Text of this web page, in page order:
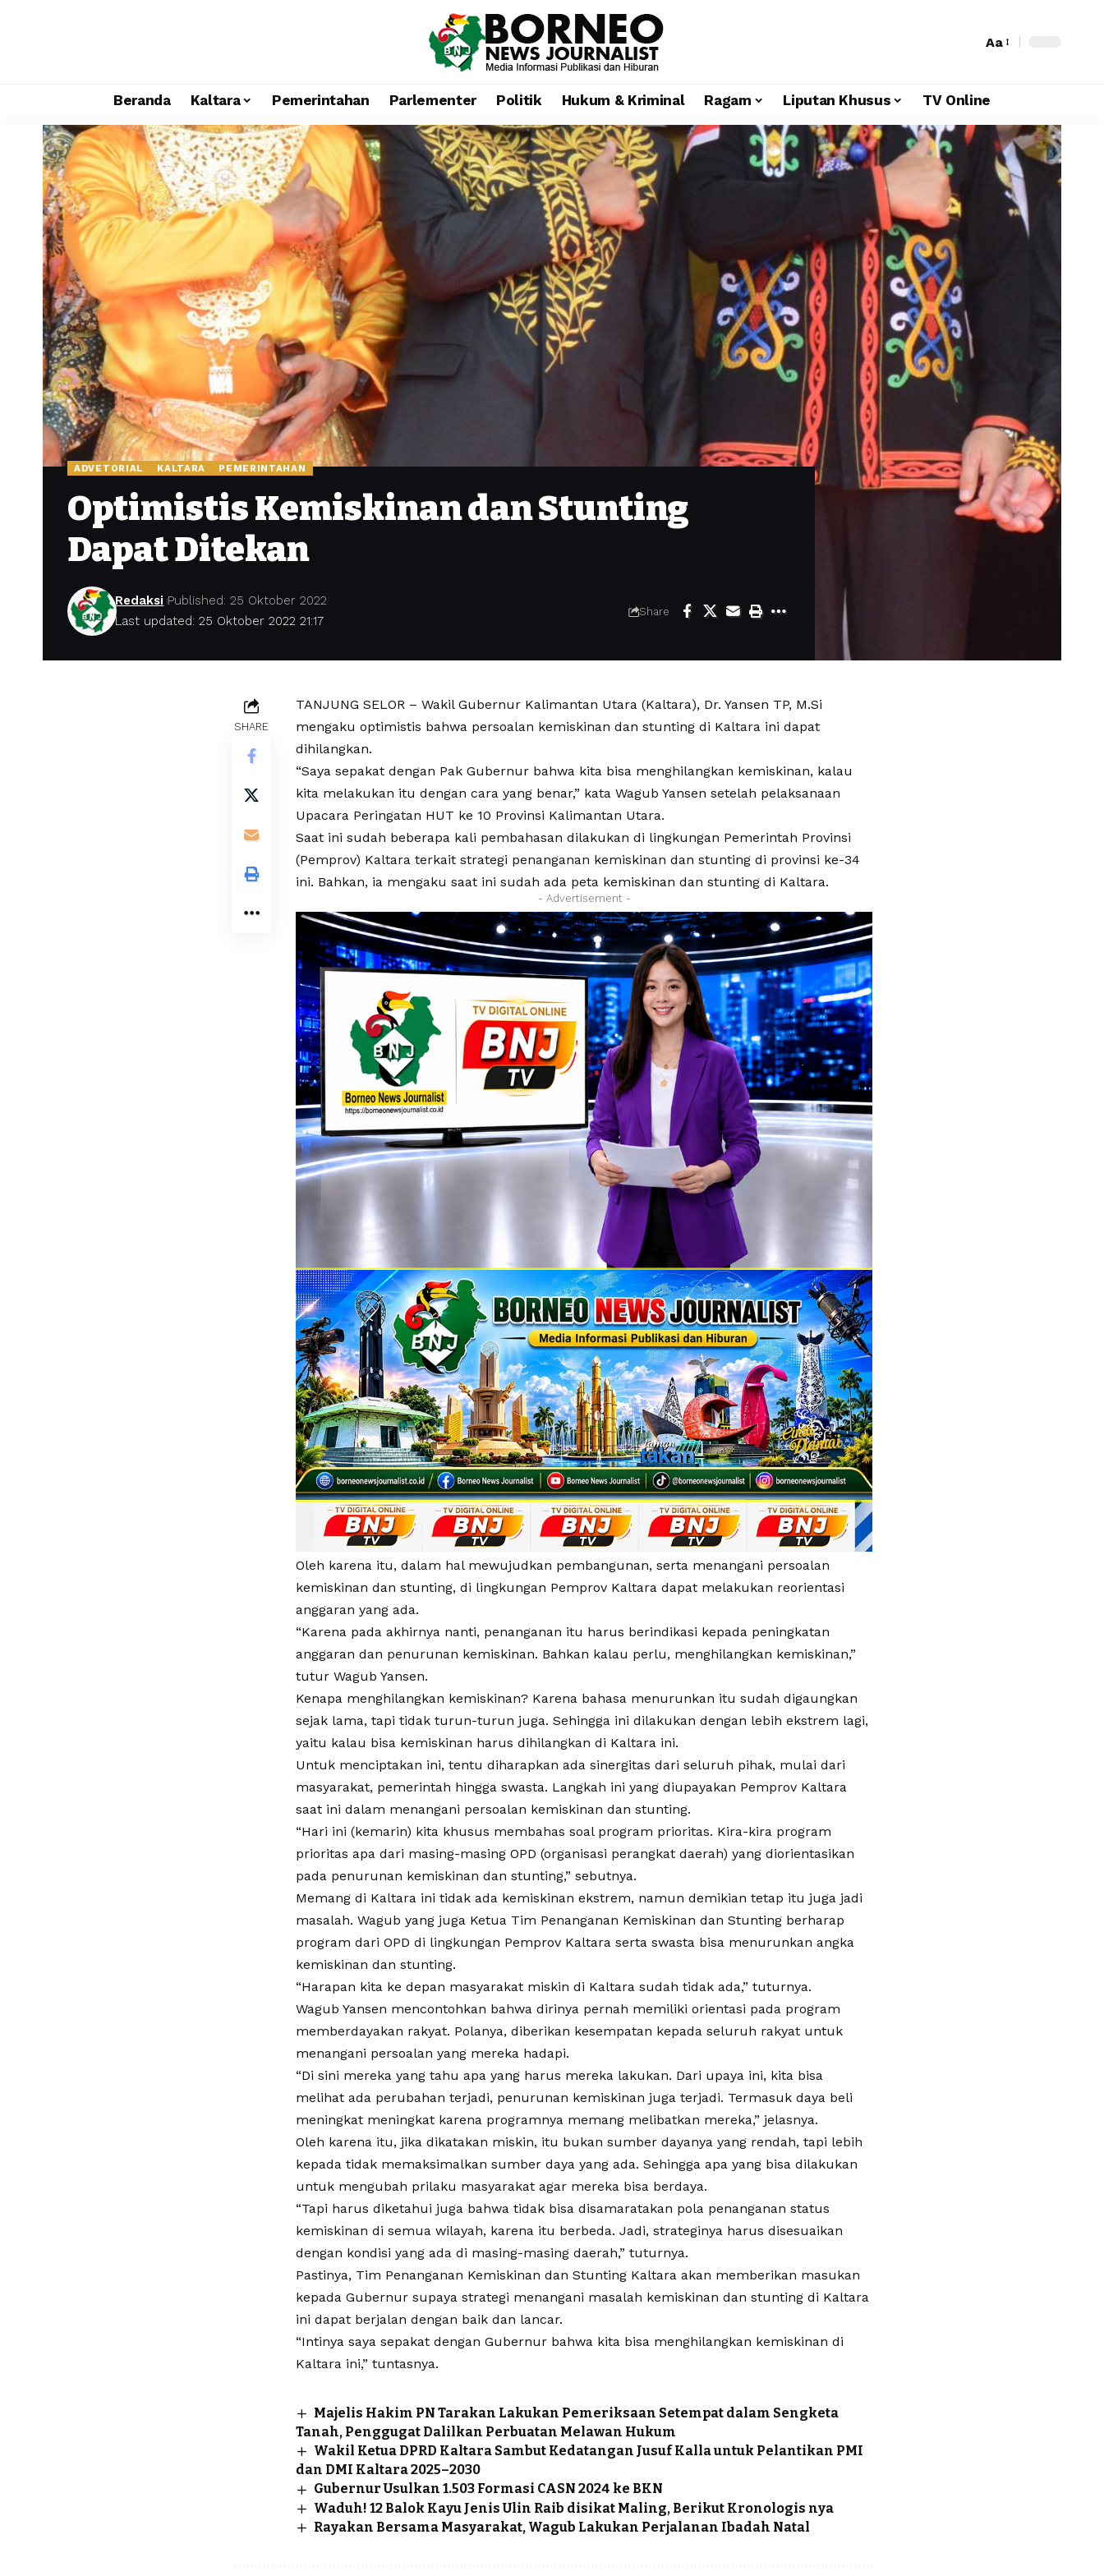
Aa
Beranda Kaltara Pemerintahan Parlementer Politik Hukum & Kriminal Ragam Liputan Khusus TV Online
ADVETORIAL KALTARA PEMERINTAHAN
Optimistis Kemiskinan dan Stunting
Dapat Ditekan
Last updated: 25 Oktober 2022 21:17
Redaksi Published: 25 Oktober 2022
Share
SHARE
TANJUNG SELOR – Wakil Gubernur Kalimantan Utara (Kaltara), Dr. Yansen TP, M.Si
mengaku optimistis bahwa persoalan kemiskinan dan stunting di Kaltara ini dapat
dihilangkan.
“Saya sepakat dengan Pak Gubernur bahwa kita bisa menghilangkan kemiskinan, kalau
kita melakukan itu dengan cara yang benar,” kata Wagub Yansen setelah pelaksanaan
Upacara Peringatan HUT ke 10 Provinsi Kalimantan Utara.
Saat ini sudah beberapa kali pembahasan dilakukan di lingkungan Pemerintah Provinsi
(Pemprov) Kaltara terkait strategi penanganan kemiskinan dan stunting di provinsi ke-34
ini. Bahkan, ia mengaku saat ini sudah ada peta kemiskinan dan stunting di Kaltara.
- Advertisement -
Oleh karena itu, dalam hal mewujudkan pembangunan, serta menangani persoalan
kemiskinan dan stunting, di lingkungan Pemprov Kaltara dapat melakukan reorientasi
anggaran yang ada.
“Karena pada akhirnya nanti, penanganan itu harus berindikasi kepada peningkatan
anggaran dan penurunan kemiskinan. Bahkan kalau perlu, menghilangkan kemiskinan,”
tutur Wagub Yansen.
Kenapa menghilangkan kemiskinan? Karena bahasa menurunkan itu sudah digaungkan
sejak lama, tapi tidak turun-turun juga. Sehingga ini dilakukan dengan lebih ekstrem lagi,
yaitu kalau bisa kemiskinan harus dihilangkan di Kaltara ini.
Untuk menciptakan ini, tentu diharapkan ada sinergitas dari seluruh pihak, mulai dari
masyarakat, pemerintah hingga swasta. Langkah ini yang diupayakan Pemprov Kaltara
saat ini dalam menangani persoalan kemiskinan dan stunting.
“Hari ini (kemarin) kita khusus membahas soal program prioritas. Kira-kira program
prioritas apa dari masing-masing OPD (organisasi perangkat daerah) yang diorientasikan
pada penurunan kemiskinan dan stunting,” sebutnya.
Memang di Kaltara ini tidak ada kemiskinan ekstrem, namun demikian tetap itu juga jadi
masalah. Wagub yang juga Ketua Tim Penanganan Kemiskinan dan Stunting berharap
program dari OPD di lingkungan Pemprov Kaltara serta swasta bisa menurunkan angka
kemiskinan dan stunting.
“Harapan kita ke depan masyarakat miskin di Kaltara sudah tidak ada,” tuturnya.
Wagub Yansen mencontohkan bahwa dirinya pernah memiliki orientasi pada program
memberdayakan rakyat. Polanya, diberikan kesempatan kepada seluruh rakyat untuk
menangani persoalan yang mereka hadapi.
“Di sini mereka yang tahu apa yang harus mereka lakukan. Dari upaya ini, kita bisa
melihat ada perubahan terjadi, penurunan kemiskinan juga terjadi. Termasuk daya beli
meningkat meningkat karena programnya memang melibatkan mereka,” jelasnya.
Oleh karena itu, jika dikatakan miskin, itu bukan sumber dayanya yang rendah, tapi lebih
kepada tidak memaksimalkan sumber daya yang ada. Sehingga apa yang bisa dilakukan
untuk mengubah prilaku masyarakat agar mereka bisa berdaya.
“Tapi harus diketahui juga bahwa tidak bisa disamaratakan pola penanganan status
kemiskinan di semua wilayah, karena itu berbeda. Jadi, strateginya harus disesuaikan
dengan kondisi yang ada di masing-masing daerah,” tuturnya.
Pastinya, Tim Penanganan Kemiskinan dan Stunting Kaltara akan memberikan masukan
kepada Gubernur supaya strategi menangani masalah kemiskinan dan stunting di Kaltara
ini dapat berjalan dengan baik dan lancar.
“Intinya saya sepakat dengan Gubernur bahwa kita bisa menghilangkan kemiskinan di
Kaltara ini,” tuntasnya.
Majelis Hakim PN Tarakan Lakukan Pemeriksaan Setempat dalam Sengketa
Tanah, Penggugat Dalilkan Perbuatan Melawan Hukum
Wakil Ketua DPRD Kaltara Sambut Kedatangan Jusuf Kalla untuk Pelantikan PMI
dan DMI Kaltara 2025–2030
Gubernur Usulkan 1.503 Formasi CASN 2024 ke BKN
Waduh! 12 Balok Kayu Jenis Ulin Raib disikat Maling, Berikut Kronologis nya
Rayakan Bersama Masyarakat, Wagub Lakukan Perjalanan Ibadah Natal